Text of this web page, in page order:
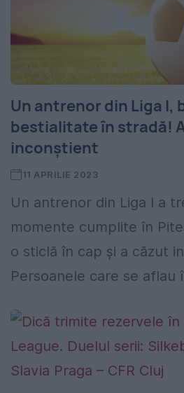
Un antrenor din Liga I,
bestialitate în stradă!
inconștient
11 APRILIE 2023
Un antrenor din Liga I a
momente cumplite în
o sticlă în cap și a căzut
Persoanele care se aflau